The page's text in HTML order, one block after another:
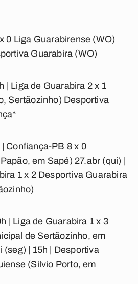
0 Liga Guarabirense (WO)
Guarabira (WO)
| Liga de Guarabira 2 x 1
Sertãozinho) Desportiva
Confiança-PB 8 x 0
em Sapé) 27.abr (qui) |
1 x 2 Desportiva Guarabira
| Liga de Guarabira 1 x 3
de Sertãozinho, em
| 15h | Desportiva
(Silvio Porto, em